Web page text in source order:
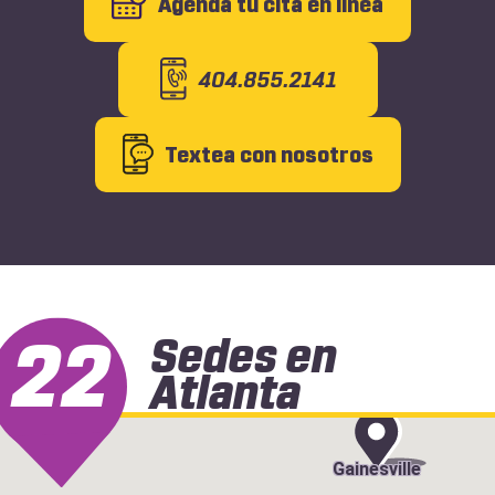
404.855.2141
Textea con nosotros
22 Sedes en
Atlanta
Gainesville